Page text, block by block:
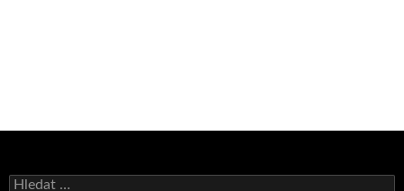
Vyhledávání
Bruno Belan se radoval z triumfu na domácí dráze!